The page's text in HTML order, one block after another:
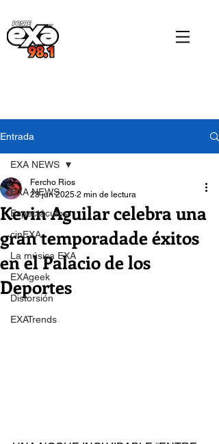
Entrada
EXA NEWS
Espectáculos
cinEXA
La música EXA
EXAgeek
Distorsión
EXATrends
EXA NEWS
Kevin Aguilar celebra una
gran temporadade éxitos
en el Palacio de los
Deportes
Fercho Rios
23 jun 2025 2 min de lectura